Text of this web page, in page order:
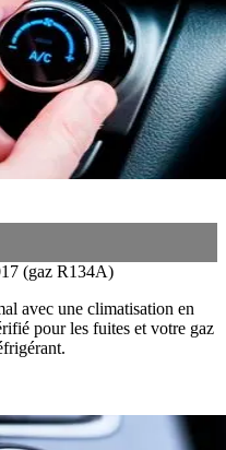
(gaz R134A)
avec une climatisation en
pour les fuites et votre gaz